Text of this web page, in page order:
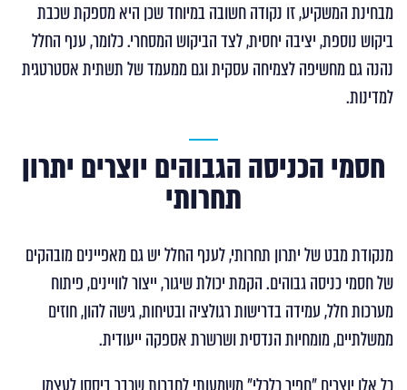
מבחינת המשקיע, זו נקודה חשובה במיוחד שכן היא מספקת שכבת
ביקוש נוספת, יציבה יחסית, לצד הביקוש המסחרי. כלומר, ענף החלל
נהנה גם מחשיפה לצמיחה עסקית וגם ממעמד של תשתית אסטרטגית
למדינות.
חסמי הכניסה הגבוהים יוצרים יתרון
תחרותי
מנקודת מבט של יתרון תחרותי, לענף החלל יש גם מאפיינים מובהקים
של חסמי כניסה גבוהים. הקמת יכולת שיגור, ייצור לוויינים, פיתוח
מערכות חלל, עמידה בדרישות רגולציה ובטיחות, גישה להון, חוזים
ממשלתיים, מומחיות הנדסית ושרשרת אספקה ייעודית.